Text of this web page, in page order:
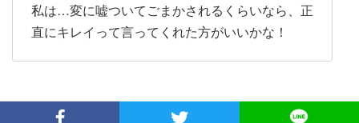
「俺の彼女が一番キレイ」 だと思って
私は…変に嘘ついてごまかされるくらいなら、正
直にキレイって言ってくれた方がいいかな！